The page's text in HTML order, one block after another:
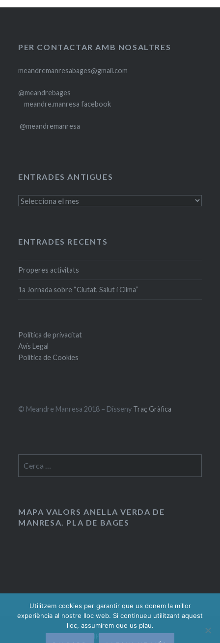
PER CONTACTAR AMB NOSALTRES
meandremanresabages@gmail.com
@meandrebages
meandre.manresa facebook
@meandremanresa
ENTRADES ANTIGUES
Entrades
ENTRADES RECENTS
Properes activitats
1a Jornada sobre “Ciutat, Salut i Clima”
Política de privacitat
Avís Legal
Política de Cookies
© Meandre Manresa 2018 – Disseny Traç Gràfica
MAPA VALORS ANELLA VERDA DE
MANRESA. PLA DE BAGES
Gràcies al WordPress.|Tema: Dyad 2 per
Utilitzem cookies per garantir que us donem la millor
experiència al nostre lloc web. Si continueu utilitzant aquest
lloc, assumirem que us plau.